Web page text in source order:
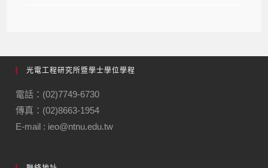
光電工程研究所暨學士學位學程
電話：(02)7749-6730
傳真：(02)8663-1954
E-mail : ieo@ntnu.edu.tw